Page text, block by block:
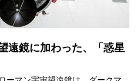
遠鏡に加わった、「惑星